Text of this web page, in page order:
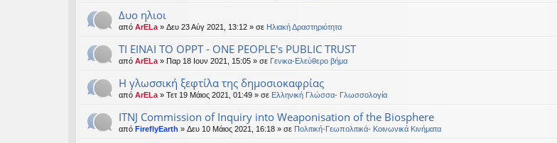
Δυο ηλιοι
από ArELa» Δευ 23 Αύγ 2021, 13:12 » σε Ηλιακή Δραστηριότητα
ΤΙ ΕΙΝΑΙ ΤΟ OPPT - ONE PEOPLE's PUBLIC TRUST
από ArELa» Παρ 18 Ιουν 2021, 15:05 » σε Γενικα-Ελεύθερο βήμα
Η γλωσσική ξεφτίλα της δημοσιοκαφρίας
από ArELa» Τετ 19 Μάιος 2021, 01:49 » σε Ελληνική Γλώσσα- Γλωσσολογία
ITNJ Commission of Inquiry into Weaponisation of the Biosphere
από FireflyEarth » Δευ 10 Μάιος 2021, 16:18 » σε Πολιτική-Γεωπολιτικά- Κοινωνικά Κινήματα